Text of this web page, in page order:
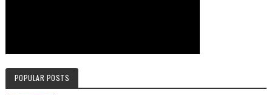
POPULAR POSTS